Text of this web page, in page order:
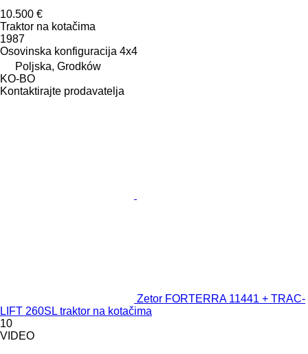
10.500 €
Traktor na kotačima
1987
Osovinska konfiguracija 4x4
Poljska, Grodków
KO-BO
Kontaktirajte prodavatelja
Zetor FORTERRA 11441 + TRAC-
LIFT 260SL traktor na kotačima
10
VIDEO